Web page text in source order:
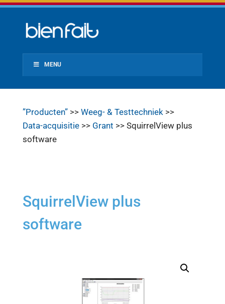
MENU
”Producten”>> Weeg- & Testtechniek>>
Data-acquisitie>> Grant >> SquirrelView plus
software
SquirrelView plus
software